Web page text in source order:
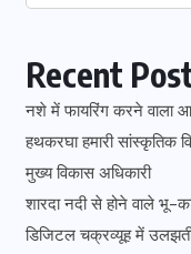
Recent
नशे में फायरिंग करने वाला
हथकरघा हमारी सांस्कृतिक
मुख्य विकास अधिकारी
शारदा नदी से होने वाले भू-
डिजिटल चक्रव्यूह में